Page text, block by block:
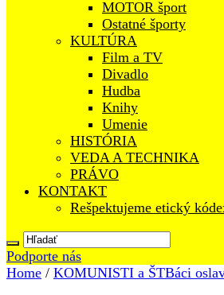
MOTOR šport
Ostatné športy
KULTÚRA
Film a TV
Divadlo
Hudba
Knihy
Umenie
HISTÓRIA
VEDA A TECHNIKA
PRÁVO
KONTAKT
Rešpektujeme etický
Podporte nás
Home / KOMUNISTI a ŠTBáci